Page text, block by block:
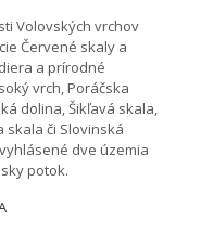
Volovských vrchov
Červené skaly a
a prírodné
vrch, Poráčska
dolina, Šikľavá skala,
skala či Slovinská
dve územia
potok.